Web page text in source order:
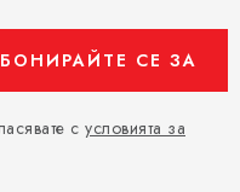
с условията за
СЕ ЗА